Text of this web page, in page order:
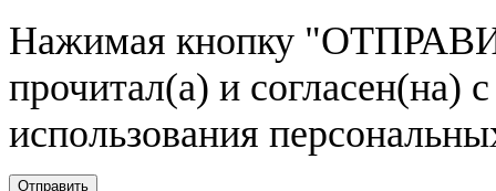
Нажимая кнопку
прочитал(а) и согласен(на)
использования
Отправить